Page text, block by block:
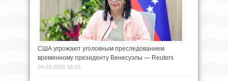
США угрожают уголовным преследованием
временному президенту Венесуэлы — Reuters
04.03.2026 18:10